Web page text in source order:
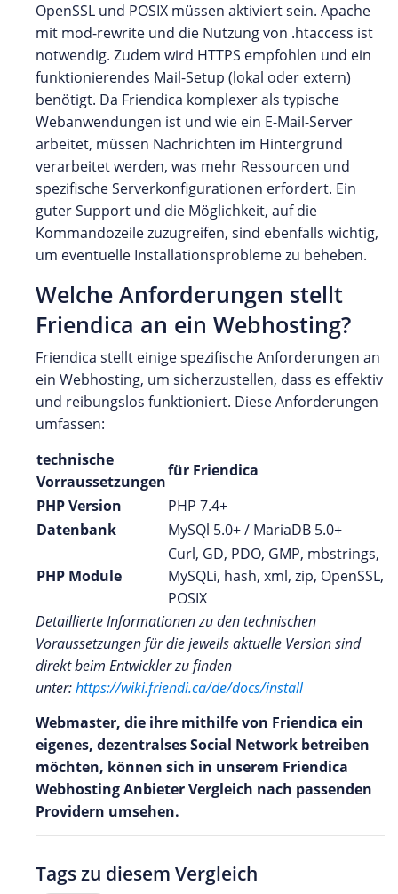
OpenSSL und POSIX müssen aktiviert sein. Apache
mit mod-rewrite und die Nutzung von .htaccess ist
notwendig. Zudem wird HTTPS empfohlen und ein
funktionierendes Mail-Setup (lokal oder extern)
benötigt. Da Friendica komplexer als typische
Webanwendungen ist und wie ein E-Mail-Server
arbeitet, müssen Nachrichten im Hintergrund
verarbeitet werden, was mehr Ressourcen und
spezifische Serverkonfigurationen erfordert. Ein
guter Support und die Möglichkeit, auf die
Kommandozeile zuzugreifen, sind ebenfalls wichtig,
um eventuelle Installationsprobleme zu beheben.
Welche Anforderungen stellt
Friendica an ein Webhosting?
Friendica stellt einige spezifische Anforderungen an
ein Webhosting, um sicherzustellen, dass es effektiv
und reibungslos funktioniert. Diese Anforderungen
umfassen:
technische
Vorraussetzungen
für Friendica
PHP Version
PHP 7.4+
Datenbank
MySQl 5.0+ / MariaDB 5.0+
PHP Module
Curl, GD, PDO, GMP, mbstrings,
MySQLi, hash, xml, zip, OpenSSL,
POSIX
Detaillierte Informationen zu den technischen
Voraussetzungen für die jeweils aktuelle Version sind
direkt beim Entwickler zu finden
unter:https://wiki.friendi.ca/de/docs/install
Webmaster, die ihre mithilfe von Friendica ein
eigenes, dezentralses Social Network betreiben
möchten, können sich in unserem Friendica
Webhosting Anbieter Vergleich nach passenden
Providern umsehen.
Tags zu diesem Vergleich